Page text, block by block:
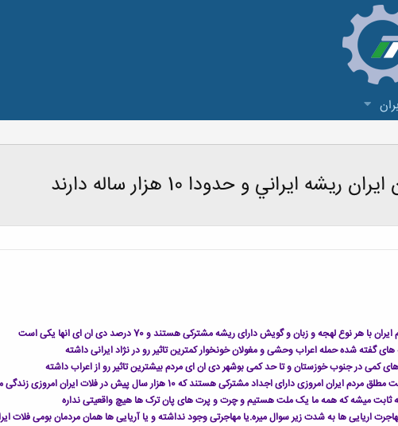
ايراني و حدودا 10 هزار ساله دارند
با هر نوع لهجه و زبان و گویش دارای ریشه مشترکی هستند و 70 درصد دی ان ای انها یکی است
های گفته شده حمله اعراب وحشی و مغولان خونخوار کمترین تاثیر رو در نژاد ایرانی داشته
کمی در جنوب خوزستان و تا حد کمی بوشهر دی ان ای مردم بیشترین تاثیر رو از اعراب داشته
اجداد مشترکی هستند که 10 هزار سال پیش در فلات ایران امروزی زندگی میکردند.دی ان ای جمجمه های پیدا شده در شهر سوخته و پل ذهاب این موضوع رو اثبات میکنه
ثابت میشه که همه ما یک ملت هستیم و چرت و پرت های پان ترک ها هیچ واقعیتی نداره
اریایی ها به شدت زیر سوال میره.یا مهاجرتی وجود نداشته و یا آریایی ها همان مردمان بومی فلات ایران از 10 هزار سال پیش